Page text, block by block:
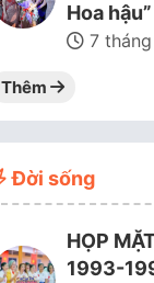
Hoa hậu”
7
Thêm
Đời sống
HỌP
1993-